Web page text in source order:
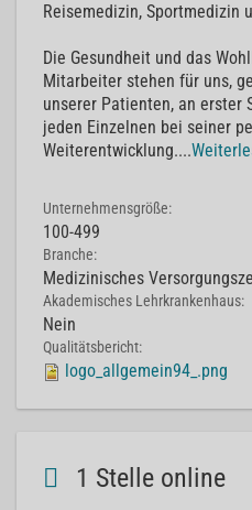
Reisemedizin, Sportmedizin
Die Gesundheit und das
Mitarbeiter stehen für uns,
unserer Patienten, an erster
jeden Einzelnen bei seiner
Weiterentwicklung....
Unternehmensgröße:
100-499
Branche:
Medizinisches
Akademisches Lehrkrankenhaus:
Nein
Qualitätsbericht:
logo_allgemein94_.png
1 Stelle online